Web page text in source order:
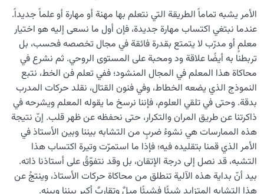
الأمر يشبه تماماً الطريقة التي نتعلم بها مهنة أو مهارة أو علماً جديداً.
عندما نبتغي اكتساب مهارة جديدة، فإن أول ما نسعى إليه هو اختيار
معلمٍ أو مدرّب لا يتمتع بقدرة فائقة في مجال تخصصه فحسب، بل
تربطنا به أيضًا علاقة ود ومحبة على المستوى الروحي. ثم نشرع في
محاكاة هذا المعلم في المجال المنشود؛ ففي تعلم فن الخط، نتبع
النموذج الذي يضعه الخطاط، وفي فنون القتال، نقلد حركات المدرب
بدقة. وحتى في تلقي العلوم، فإننا نرسخ ما يقوله المعلم ويشرحه في
ذاكرتنا عن طريق المران والتكرار، حتى نحفظه عن ظهر قلب. إنّ نتيجة
هذه الممارسات هي نشوءُ ضربٍ من التشابه بيننا وبين الأستاذ في
الأمر الذي قمنا بتقليده فيه؛ فإذا ما استمرّت وتيرة اكتساب هذا
التشبه، قد نصل إلى درجة الإتقان، بل وقد نتفوّقُ على أستاذنا ذاته.
بيد أنّ بداية هذه الآلية تنطلق من محاكاة حركات الأستاذ، وينتجُ عن